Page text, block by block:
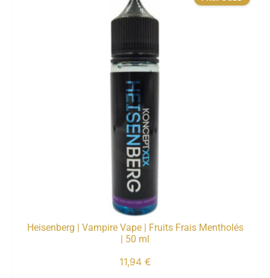
Heisenberg | Vampire Vape | Fruits Frais Mentholés
| 50 ml
11,94 €